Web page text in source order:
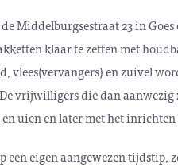
Middelburgsestraat 23 in
klaar te zetten met
vlees(vervangers) en zuivel
vrijwilligers die dan
uien en later met het inrichten
een eigen aangewezen